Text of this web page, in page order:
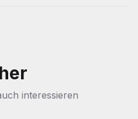
interessieren